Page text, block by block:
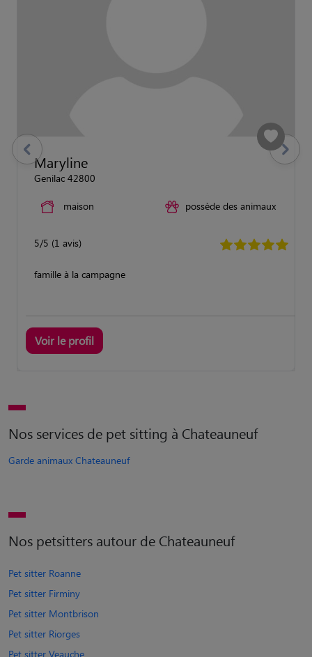
Maryline
Genilac 42800
maison possède des animaux
5/5 (1 avis)
famille à la campagne
Voir le profil
previous Suivant
Nos services de pet sitting à Chateauneuf
Garde animaux Chateauneuf
Nos petsitters autour de Chateauneuf
Pet sitter Roanne
Pet sitter Firminy
Pet sitter Montbrison
Pet sitter Riorges
Pet sitter Veauche